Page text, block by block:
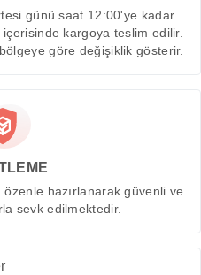
günü saat 12:00'ye kadar
kargoya teslim edilir.
göre değişiklik gösterir.
hazırlanarak güvenli ve
sevk edilmektedir.